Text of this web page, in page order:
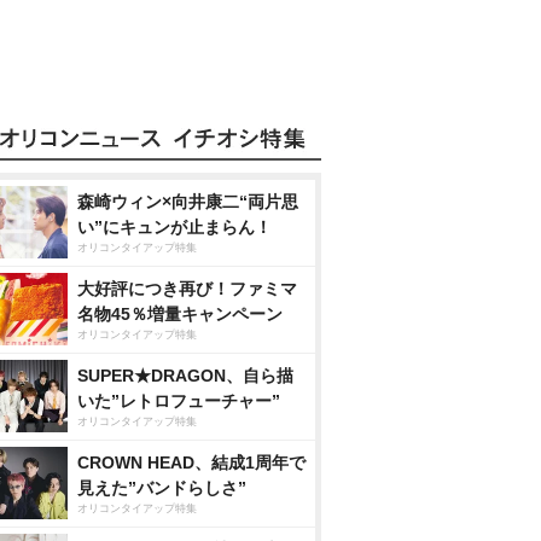
森崎ウィン×向井康二“両片思
い”にキュンが止まらん！
オリコンタイアップ特集
大好評につき再び！ファミマ
名物45％増量キャンペーン
オリコンタイアップ特集
SUPER★DRAGON、自ら描
いた”レトロフューチャー”
オリコンタイアップ特集
CROWN HEAD、結成1周年で
見えた”バンドらしさ”
オリコンタイアップ特集